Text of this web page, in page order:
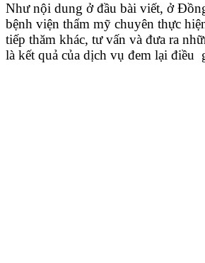
Như nội dung ở đầu bài viết, ở
bệnh viện thẩm mỹ chuyên thực
tiếp thăm khác, tư vấn và đưa ra
là kết quả của dịch vụ đem lại điều